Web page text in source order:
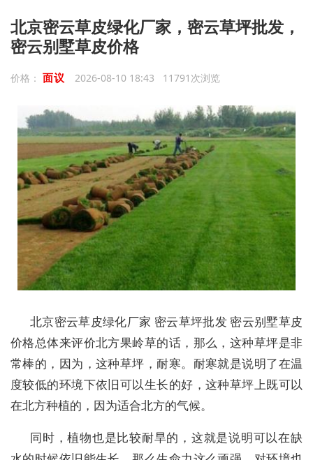
北京密云草皮绿化厂家，密云草坪批发，
密云别墅草皮价格
价格： 面议 2026-08-10 18:43 11791次浏览
北京密云草皮绿化厂家 密云草坪批发 密云别墅草皮
价格总体来评价北方果岭草的话，那么，这种草坪是非
常棒的，因为，这种草坪，耐寒。耐寒就是说明了在温
度较低的环境下依旧可以生长的好，这种草坪上既可以
在北方种植的，因为适合北方的气候。
同时，植物也是比较耐旱的，这就是说明可以在缺